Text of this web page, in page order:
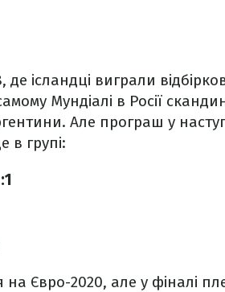
ісландці виграли
Мундіалі в Росії
Але програш у
в групі:
Євро-2020, але у фіналі